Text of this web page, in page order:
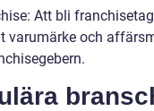
Att bli
varumärke och